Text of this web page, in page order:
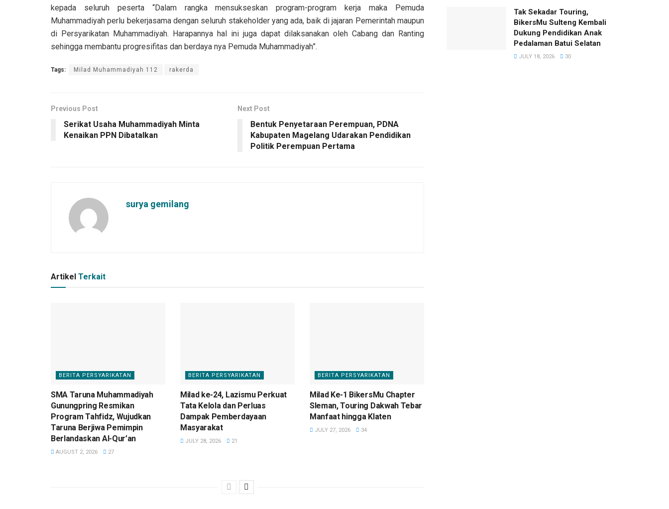
kepada seluruh peserta “Dalam rangka mensukseskan program-program kerja maka Pemuda
Muhammadiyah perlu bekerjasama dengan seluruh stakeholder yang ada, baik di jajaran Pemerintah maupun
di Persyarikatan Muhammadiyah. Harapannya hal ini juga dapat dilaksanakan oleh Cabang dan Ranting
sehingga membantu progresifitas dan berdaya nya Pemuda Muhammadiyah”.
Tags: Milad Muhammadiyah 112 rakerda
Previous Post
Serikat Usaha Muhammadiyah Minta
Kenaikan PPN Dibatalkan
Next Post
Bentuk Penyetaraan Perempuan, PDNA
Kabupaten Magelang Udarakan Pendidikan
Politik Perempuan Pertama
surya gemilang
Artikel Terkait
BERITA PERSYARIKATAN
SMA Taruna Muhammadiyah
Gunungpring Resmikan
Program Tahfidz, Wujudkan
Taruna Berjiwa Pemimpin
Berlandaskan Al-Qur’an
AUGUST 2, 2026 27
BERITA PERSYARIKATAN
Milad ke-24, Lazismu Perkuat
Tata Kelola dan Perluas
Dampak Pemberdayaan
Masyarakat
JULY 28, 2026 21
BERITA PERSYARIKATAN
Milad Ke-1 BikersMu Chapter
Sleman, Touring Dakwah Tebar
Manfaat hingga Klaten
JULY 27, 2026 34
Tak Sekadar Touring,
BikersMu Sulteng Kembali
Dukung Pendidikan Anak
Pedalaman Batui Selatan
JULY 18, 2026 30